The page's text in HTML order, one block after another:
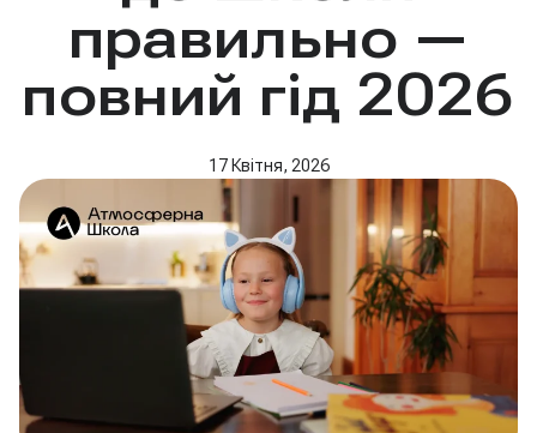
правильно —
повний гід 2026
17 Квітня, 2026